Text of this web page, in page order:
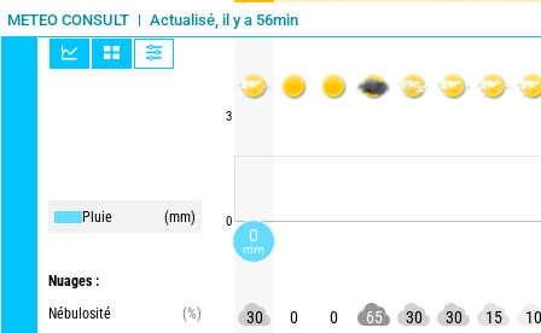
METEO CONSULT Actualisé, il y a 56min
Pluie (mm)
Nuages :
Nébulosité
(%)
3
0
30 0 0 65 30 30 15 10
0
mm